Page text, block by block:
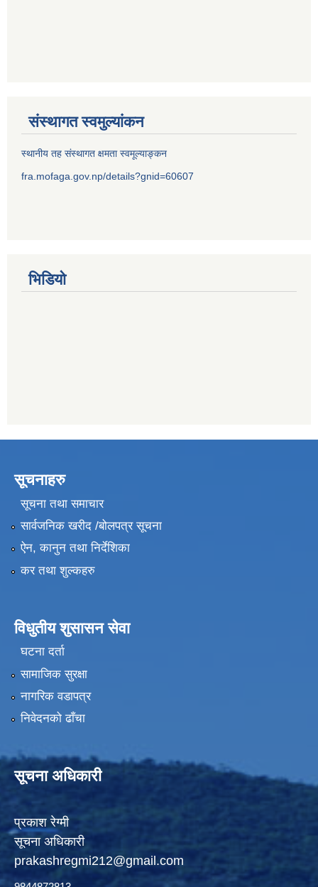
संस्थागत स्वमुल्यांकन
स्थानीय तह संस्थागत क्षमता स्वमूल्याङ्कन
fra.mofaga.gov.np/details?gnid=60607
भिडियो
सूचनाहरु
सूचना तथा समाचार
सार्वजनिक खरीद /बोलपत्र सूचना
ऐन, कानुन तथा निर्देशिका
कर तथा शुल्कहरु
विधुतीय शुसासन सेवा
घटना दर्ता
सामाजिक सुरक्षा
नागरिक वडापत्र
निवेदनको ढाँचा
सूचना अधिकारी
प्रकाश रेग्मी
सूचना अधिकारी
prakashregmi212@gmail.com